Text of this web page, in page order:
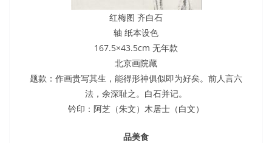
红梅图 齐白石
轴 纸本设色
167.5×43.5cm 无年款
北京画院藏
题款：作画贵写其生，能得形神俱似即为好矣。前人言六
法，余深耻之。白石并记。
钤印：阿芝（朱文）木居士（白文）
品美食